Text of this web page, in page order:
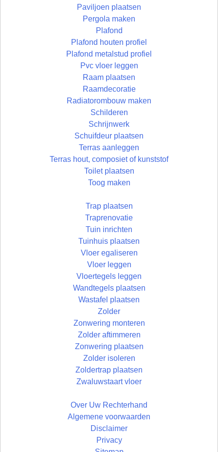
Paviljoen plaatsen
Pergola maken
Plafond
Plafond houten profiel
Plafond metalstud profiel
Pvc vloer leggen
Raam plaatsen
Raamdecoratie
Radiatorombouw maken
Schilderen
Schrijnwerk
Schuifdeur plaatsen
Terras aanleggen
Terras hout, composiet of kunststof
Toilet plaatsen
Toog maken
Trap plaatsen
Traprenovatie
Tuin inrichten
Tuinhuis plaatsen
Vloer egaliseren
Vloer leggen
Vloertegels leggen
Wandtegels plaatsen
Wastafel plaatsen
Zolder
Zonwering monteren
Zolder aftimmeren
Zonwering plaatsen
Zolder isoleren
Zoldertrap plaatsen
Zwaluwstaart vloer
Over Uw Rechterhand
Algemene voorwaarden
Disclaimer
Privacy